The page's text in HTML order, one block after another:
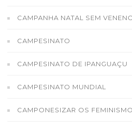
CAMPANHA NATAL SEM
CAMPESINATO
CAMPESINATO DE IPANGUAÇU
CAMPESINATO MUNDIAL
CAMPONESIZAR OS